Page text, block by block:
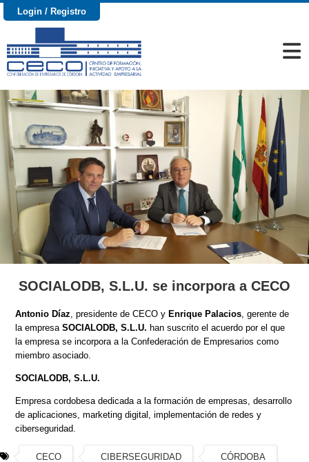
Login / Registro
SOCIALODB, S.L.U. se incorpora a CECO
Antonio Díaz , presidente de CECO y Enrique Palacios , gerente de
la empresa SOCIALODB, S.L.U. han suscrito el acuerdo por el que
la empresa se incorpora a la Confederación de Empresarios como
miembro asociado.
SOCIALODB, S.L.U.
Empresa cordobesa dedicada a la formación de empresas, desarrollo
de aplicaciones, marketing digital, implementación de redes y
ciberseguridad.
CECO CIBERSEGURIDAD CÓRDOBA